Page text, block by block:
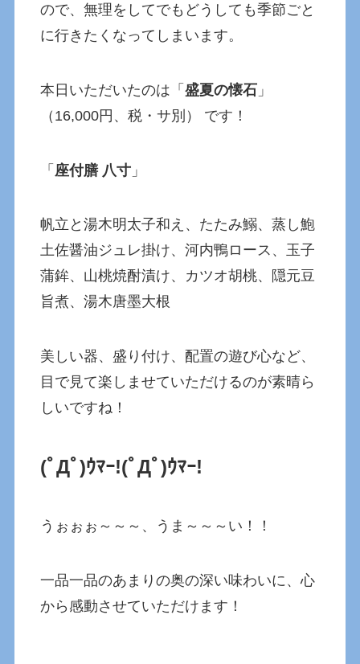
ので、無理をしてでもどうしても季節ごと
に行きたくなってしまいます。
本日いただいたのは「盛夏の懐石 」
（16,000円、税・サ別） です！
「 座付膳 八寸 」
帆立と湯木明太子和え、たたみ鰯、蒸し鮑
土佐醤油ジュレ掛け、河内鴨ロース、玉子
蒲鉾、山桃焼酎漬け、カツオ胡桃、隠元豆
旨煮、湯木唐墨大根
美しい器、盛り付け、配置の遊び心など、
目で見て楽しませていただけるのが素晴ら
しいですね！
(ﾟДﾟ)ｳﾏｰ!(ﾟДﾟ)ｳﾏｰ!
うぉぉぉ～～～、うま～～～い！！
一品一品のあまりの奥の深い味わいに、心
から感動させていただけます！